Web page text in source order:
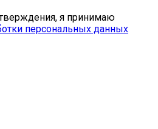
я принимаю
персональных данных